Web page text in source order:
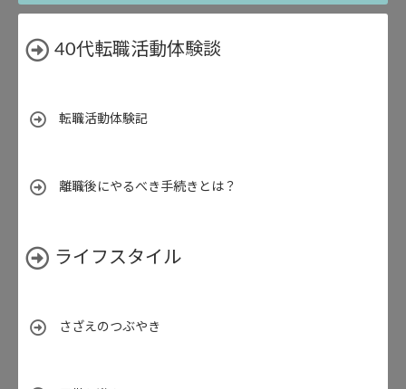
40代転職活動体験談
転職活動体験記
離職後にやるべき手続きとは？
ライフスタイル
さざえのつぶやき